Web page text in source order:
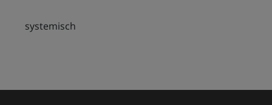
systemisch